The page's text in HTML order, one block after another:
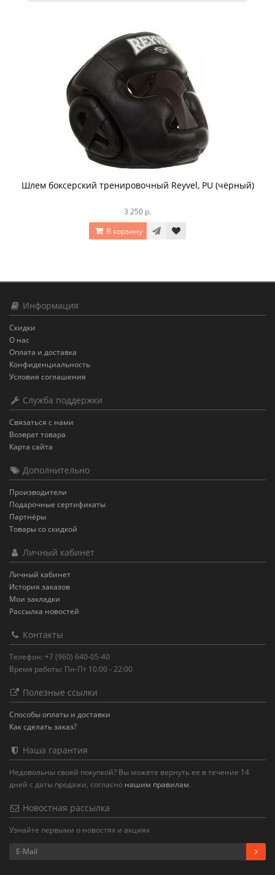
Шлем боксерский тренировочный Reyvel, PU (чёрный)
3 250 р.
В корзину
Информация
Скидки
О нас
Оплата и доставка
Конфиденциальность
Условия соглашения
Служба поддержки
Связаться с нами
Возврат товара
Карта сайта
Дополнительно
Производители
Подарочные сертификаты
Партнёры
Товары со скидкой
Личный кабинет
Личный кабинет
История заказов
Мои закладки
Рассылка новостей
Контакты
Телефон: +7 (960) 640-05-40
Время работы: Пн-Пт 10:00 - 22:00
Полезные ссылки
Способы оплаты и доставки
Как сделать заказ?
Наша гарантия
Недовольны своей покупкой? Вы можете вернуть ее в течение 14
дней с даты продажи, согласно нашим правилам.
Новостная рассылка
Узнайте первыми о новостях и акциях